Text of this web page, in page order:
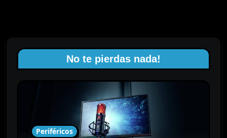
No te pierdas nada!
Periféricos